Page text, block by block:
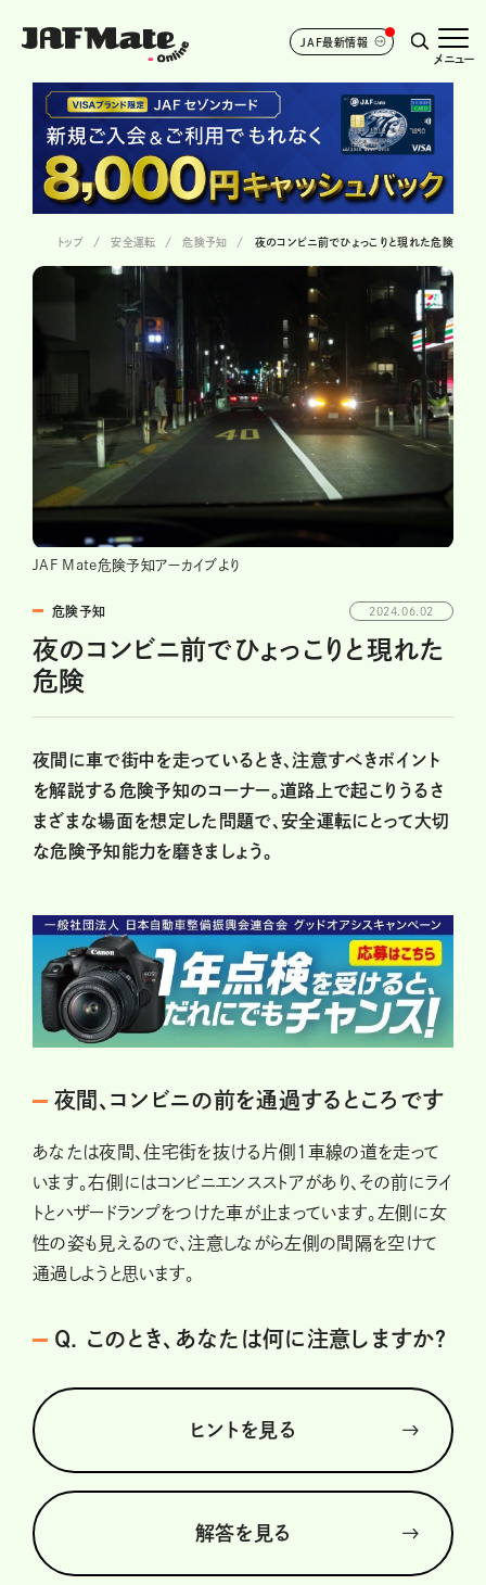
JAF最新情報
メニュー
トップ 安全運転 危険予知 夜のコンビニ前でひょっこりと現れた危険
JAF Mate危険予知アーカイブより
危険予知 2024.06.02
夜のコンビニ前でひょっこりと現れた
危険
夜間に車で街中を走っているとき、注意すべきポイント
を解説する危険予知のコーナー。道路上で起こりうるさ
まざまな場面を想定した問題で、安全運転にとって大切
な危険予知能力を磨きましょう。
夜間、コンビニの前を通過するところです
あなたは夜間、住宅街を抜ける片側1車線の道を走って
います。右側にはコンビニエンスストアがあり、その前にライ
トとハザードランプをつけた車が止まっています。左側に女
性の姿も見えるので、注意しながら左側の間隔を空けて
通過しようと思います。
Q. このとき、あなたは何に注意しますか？
ヒントを見る
解答を見る